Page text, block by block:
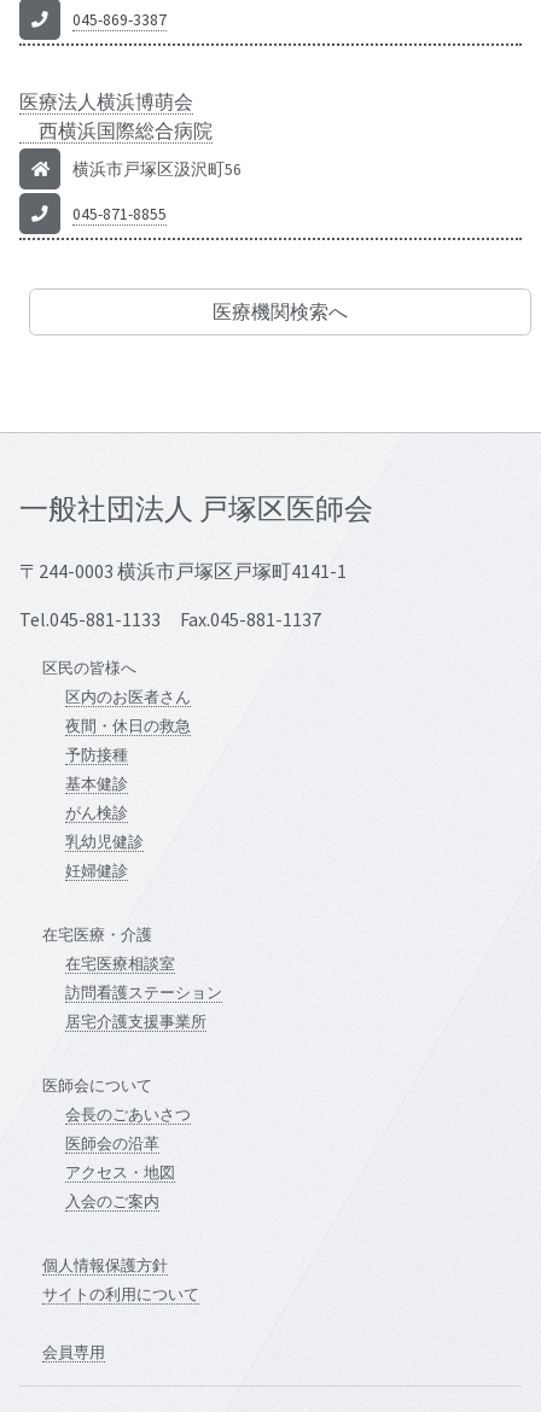
045-869-3387
医療法人横浜博萌会
西横浜国際総合病院
横浜市戸塚区汲沢町56
045-871-8855
医療機関検索へ
一般社団法人 戸塚区医師会
〒244-0003 横浜市戸塚区戸塚町4141-1
Tel.045-881-1133 Fax.045-881-1137
区民の皆様へ
区内のお医者さん
夜間・休日の救急
予防接種
基本健診
がん検診
乳幼児健診
妊婦健診
在宅医療・介護
在宅医療相談室
訪問看護ステーション
居宅介護支援事業所
医師会について
会長のごあいさつ
医師会の沿革
アクセス・地図
入会のご案内
個人情報保護方針
サイトの利用について
会員専用